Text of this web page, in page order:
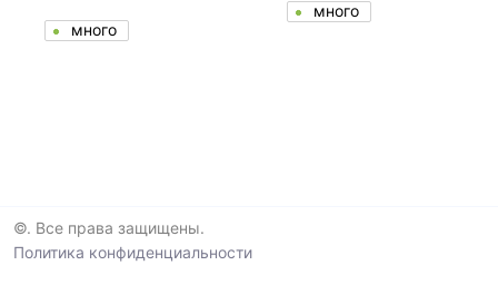
много
много
©. Все права защищены.
Политика конфиденциальности